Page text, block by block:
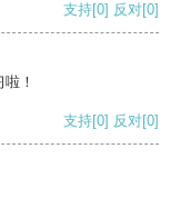
支持[0] 反对[0]
！
支持[0] 反对[0]